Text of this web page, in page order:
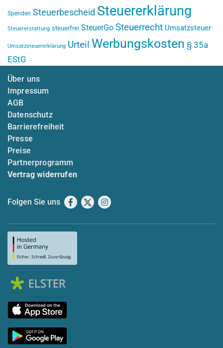
Spenden Steuerbescheid Steuererklärung
Steuererstattung steuerfrei SteuerGo Steuerrecht Umsatzsteuer
Umsatzsteuererklärung Urteil Werbungskosten § 35a
EStG
Über uns
Impressum
AGB
Datenschutz
Barrierefreiheit
Presse
Preise
Partnerprogramm
Vertrag widerrufen
Folgen Sie uns Facebook
X Instagram